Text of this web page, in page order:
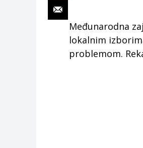
Međunarodna
lokalnim
problemom.